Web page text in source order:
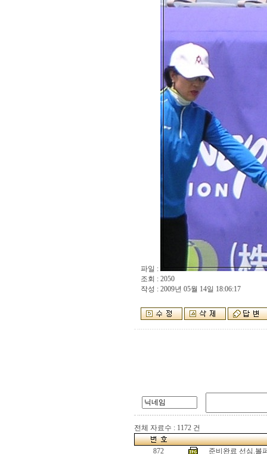
파일 :
조회 : 2050
작성 : 2009년 05월 14일 18:06:17
전체 자료수 : 1172 건
872
준비완료 선심.볼